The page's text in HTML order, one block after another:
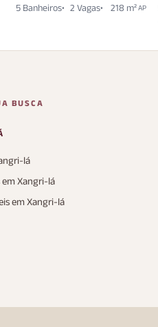
5 Banheiros
2 Vagas 218 m²AP
BUSCA
lá
Xangri-lá
em Xangri-lá